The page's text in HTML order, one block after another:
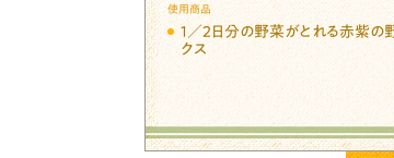
使用商品
１／２日分の野菜がとれる赤紫の
クス